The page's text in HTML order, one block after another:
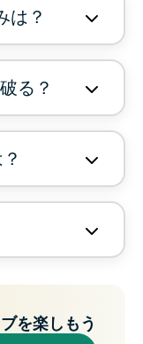
は？
る？
を楽しもう